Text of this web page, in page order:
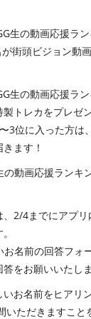
生の動画応援ラ
街頭ビジョン動
生の動画応援ラ
トレカをプレゼ
3位に入った方は
ます！
の動画応援ランキ
2/4までにアプ
お名前の回答フォ
をお願いいたしま
いお名前をヒア
いただきますこと